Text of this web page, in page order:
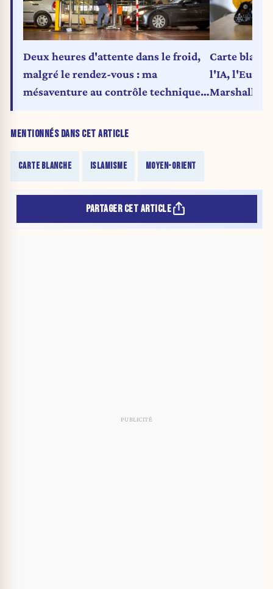
MENTIONNÉS DANS CET ARTICLE
CARTE BLANCHE ISLAMISME MOYEN-ORIENT
Deux heures d'attente dans le froid,
malgré le rendez-vous : ma
mésaventure au contrôle technique
Carte
l'IA,
Marshall
PARTAGER CET ARTICLE